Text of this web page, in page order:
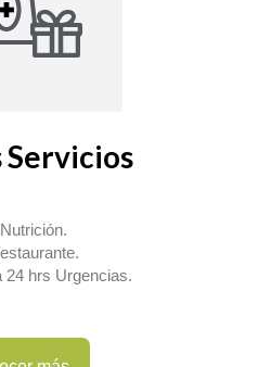
24 hrs Urgencias.